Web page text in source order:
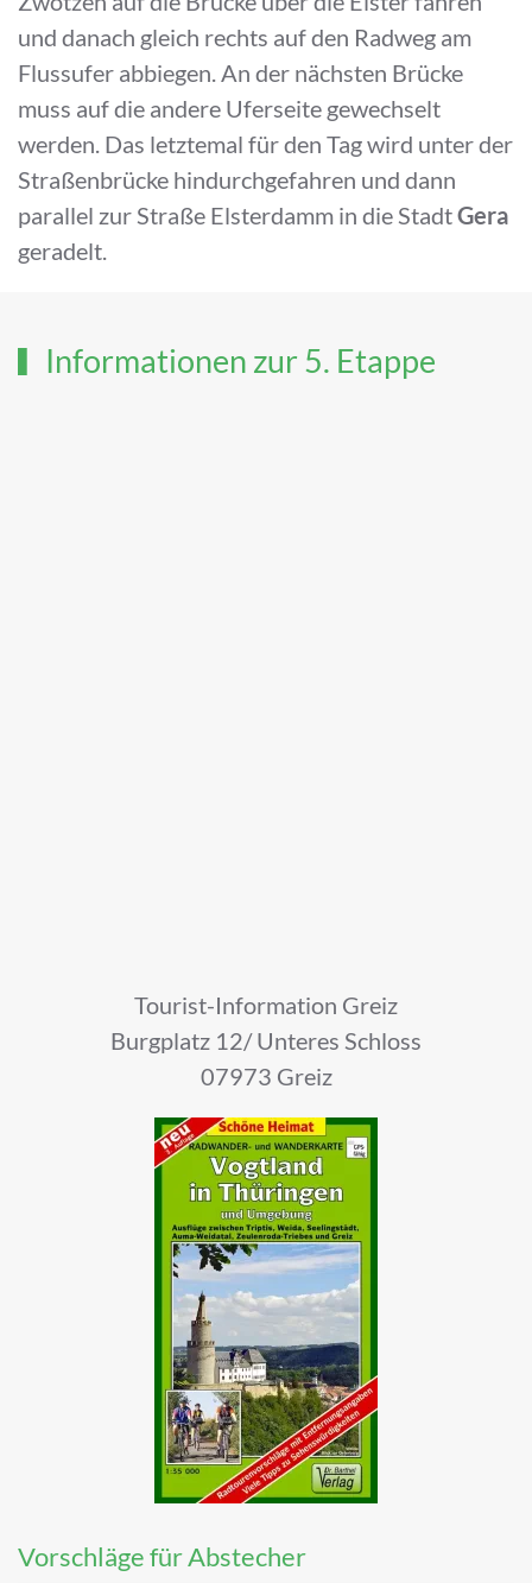
und danach gleich rechts auf den Radweg am
Flussufer abbiegen. An der nächsten Brücke
muss auf die andere Uferseite gewechselt
werden. Das letztemal für den Tag wird unter der
Straßenbrücke hindurchgefahren und dann
parallel zur Straße Elsterdamm in die StadtGera
geradelt.
Informationen zur 5. Etappe
Tourist-Information Greiz
Burgplatz 12/ Unteres Schloss
07973 Greiz
Vorschläge für Abstecher